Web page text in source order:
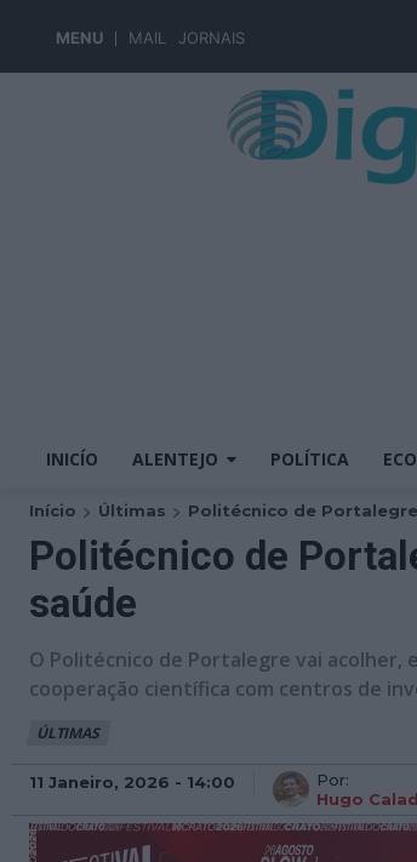
MENU MAIL JORNAIS
INICÍO ALENTEJO POLÍTICA
Início Últimas Politécnico de
Politécnico de
saúde
O Politécnico de Portalegre vai acolher,
cooperação científica com centros de
ÚLTIMAS
11 Janeiro, 2026 - 14:00
Por:
Hugo